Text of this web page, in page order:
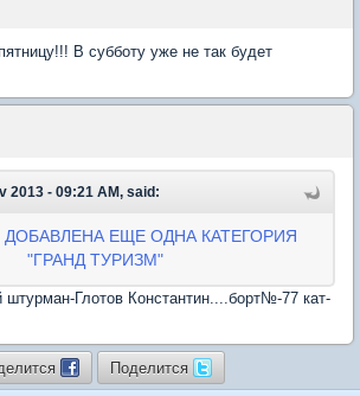
В субботу уже не так будет
2013 - 09:21 AM, said:
ЕЩЕ ОДНА КАТЕГОРИЯ
"ГРАНД ТУРИЗМ"
Глотов Константин....борт№-77 кат-
Поделится